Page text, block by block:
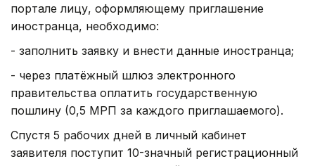
портале лицу, оформляющему приглашение
иностранца, необходимо:
- заполнить заявку и внести данные иностранца;
- через платёжный шлюз электронного
правительства оплатить государственную
пошлину (0,5 МРП за каждого приглашаемого).
Спустя 5 рабочих дней в личный кабинет
заявителя поступит 10-значный регистрационный